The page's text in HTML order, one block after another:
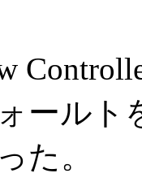
ールト
た。